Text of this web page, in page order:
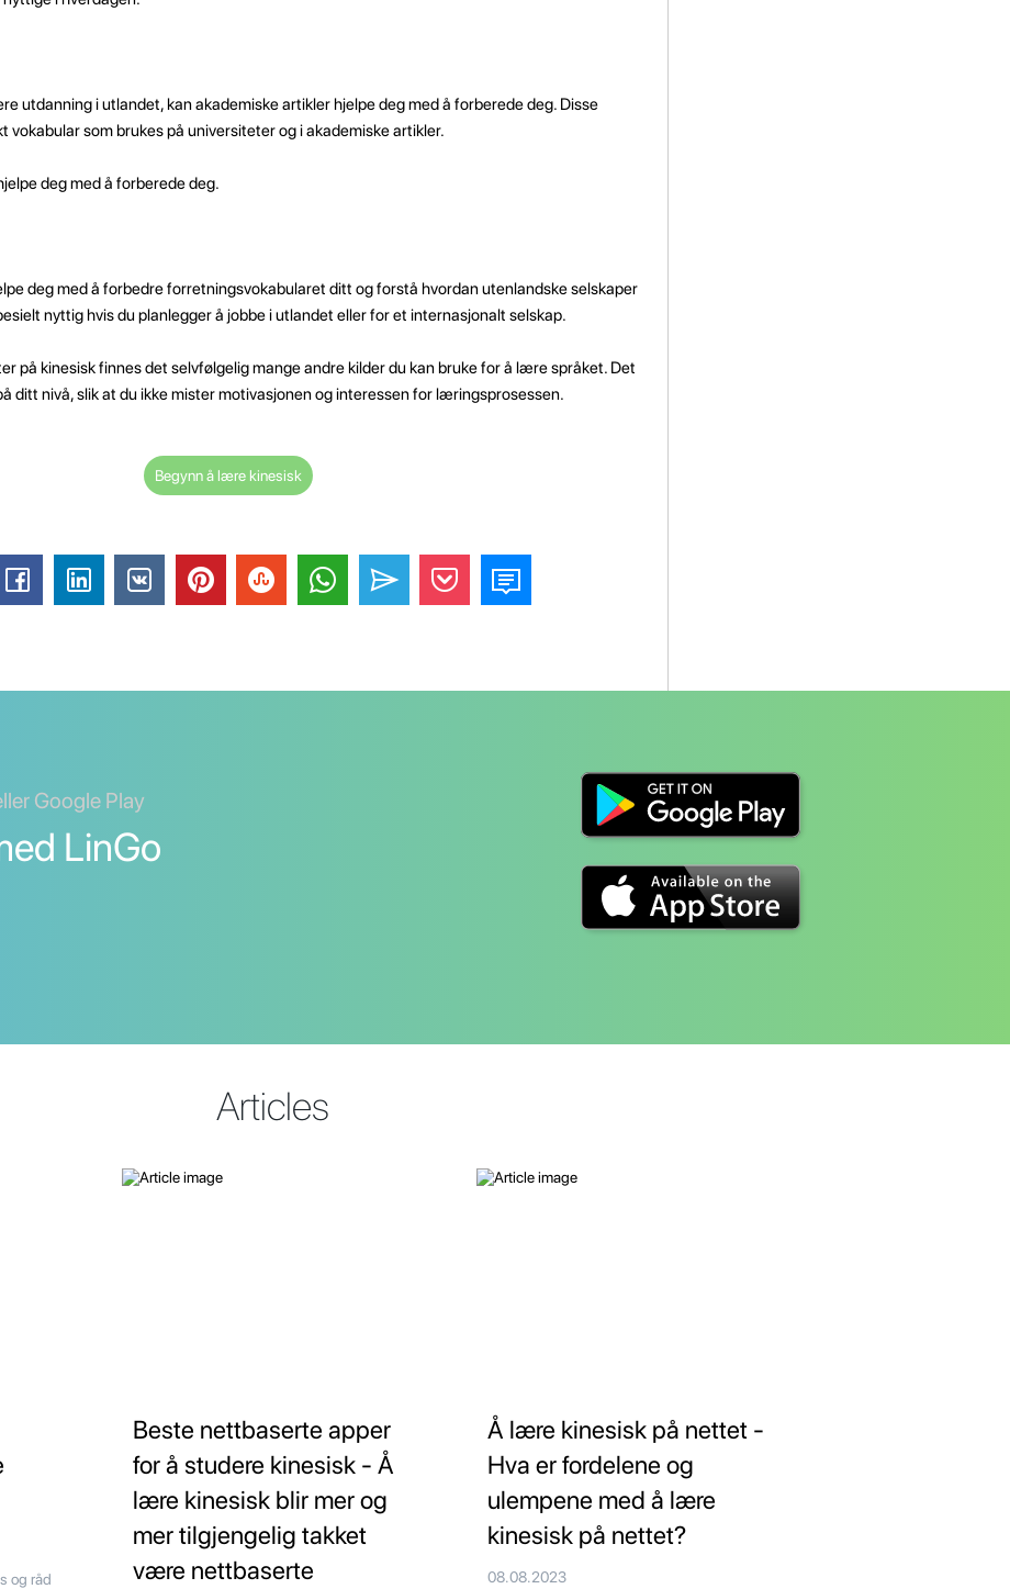
utdanning i utlandet, kan akademiske artikler hjelpe deg med å forberede deg. Disse
vokabular som brukes på universiteter og i akademiske artikler.
deg med å forberede deg.
deg med å forbedre forretningsvokabularet ditt og forstå hvordan utenlandske selskaper
nyttig hvis du planlegger å jobbe i utlandet eller for et internasjonalt selskap.
på kinesisk finnes det selvfølgelig mange andre kilder du kan bruke for å lære språket. Det
ditt nivå, slik at du ikke mister motivasjonen og interessen for læringsprosessen.
Begynn å lære kinesisk
Google Play
LinGo
Articles
og råd
Beste nettbaserte apper
for å studere kinesisk - Å
lære kinesisk blir mer og
mer tilgjengelig takket
være nettbaserte
Å lære kinesisk på nettet -
Hva er fordelene og
ulempene med å lære
kinesisk på nettet?
08.08.2023